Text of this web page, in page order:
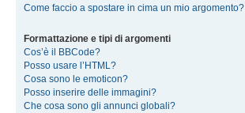
Come faccio a spostare in cima un mio argomento?
Formattazione e tipi di argomenti
Cos’è il BBCode?
Posso usare l’HTML?
Cosa sono le emoticon?
Posso inserire delle immagini?
Che cosa sono gli annunci globali?